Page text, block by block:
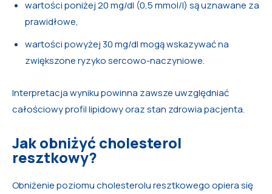
wartości poniżej 20 mg/dl (0,5 mmol/l) są uznawane za
prawidłowe,
wartości powyżej 30 mg/dl mogą wskazywać na
zwiększone ryzyko sercowo-naczyniowe.
Interpretacja wyniku powinna zawsze uwzględniać
całościowy profil lipidowy oraz stan zdrowia pacjenta.
Jak obniżyć cholesterol
resztkowy?
Obniżenie poziomu cholesterolu resztkowego opiera się